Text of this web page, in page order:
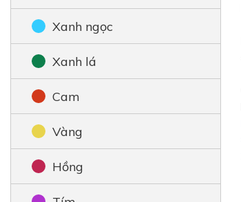
Xanh ngọc
Xanh lá
Cam
Vàng
Hồng